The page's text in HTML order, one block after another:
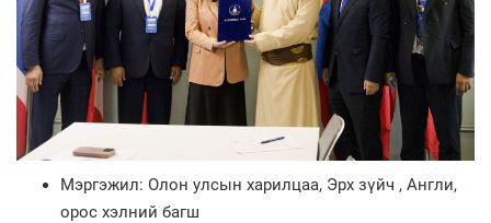
Мэргэжил: Олон улсын харилцаа, Эрх зүйч , Англи,
орос хэлний багш